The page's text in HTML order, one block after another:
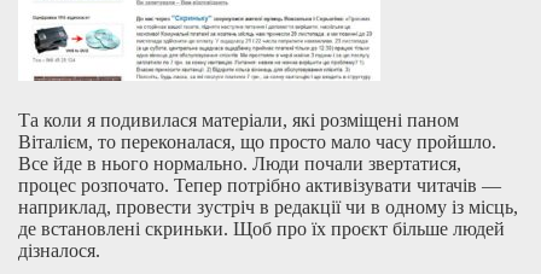
Та коли я подивилася матеріали, які розміщені паном
Віталієм, то переконалася, що просто мало часу пройшло.
Все йде в нього нормально. Люди почали звертатися,
процес розпочато. Тепер потрібно активізувати читачів —
наприклад, провести зустріч в редакції чи в одному із місць,
де встановлені скриньки. Щоб про їх проєкт більше людей
дізналося.